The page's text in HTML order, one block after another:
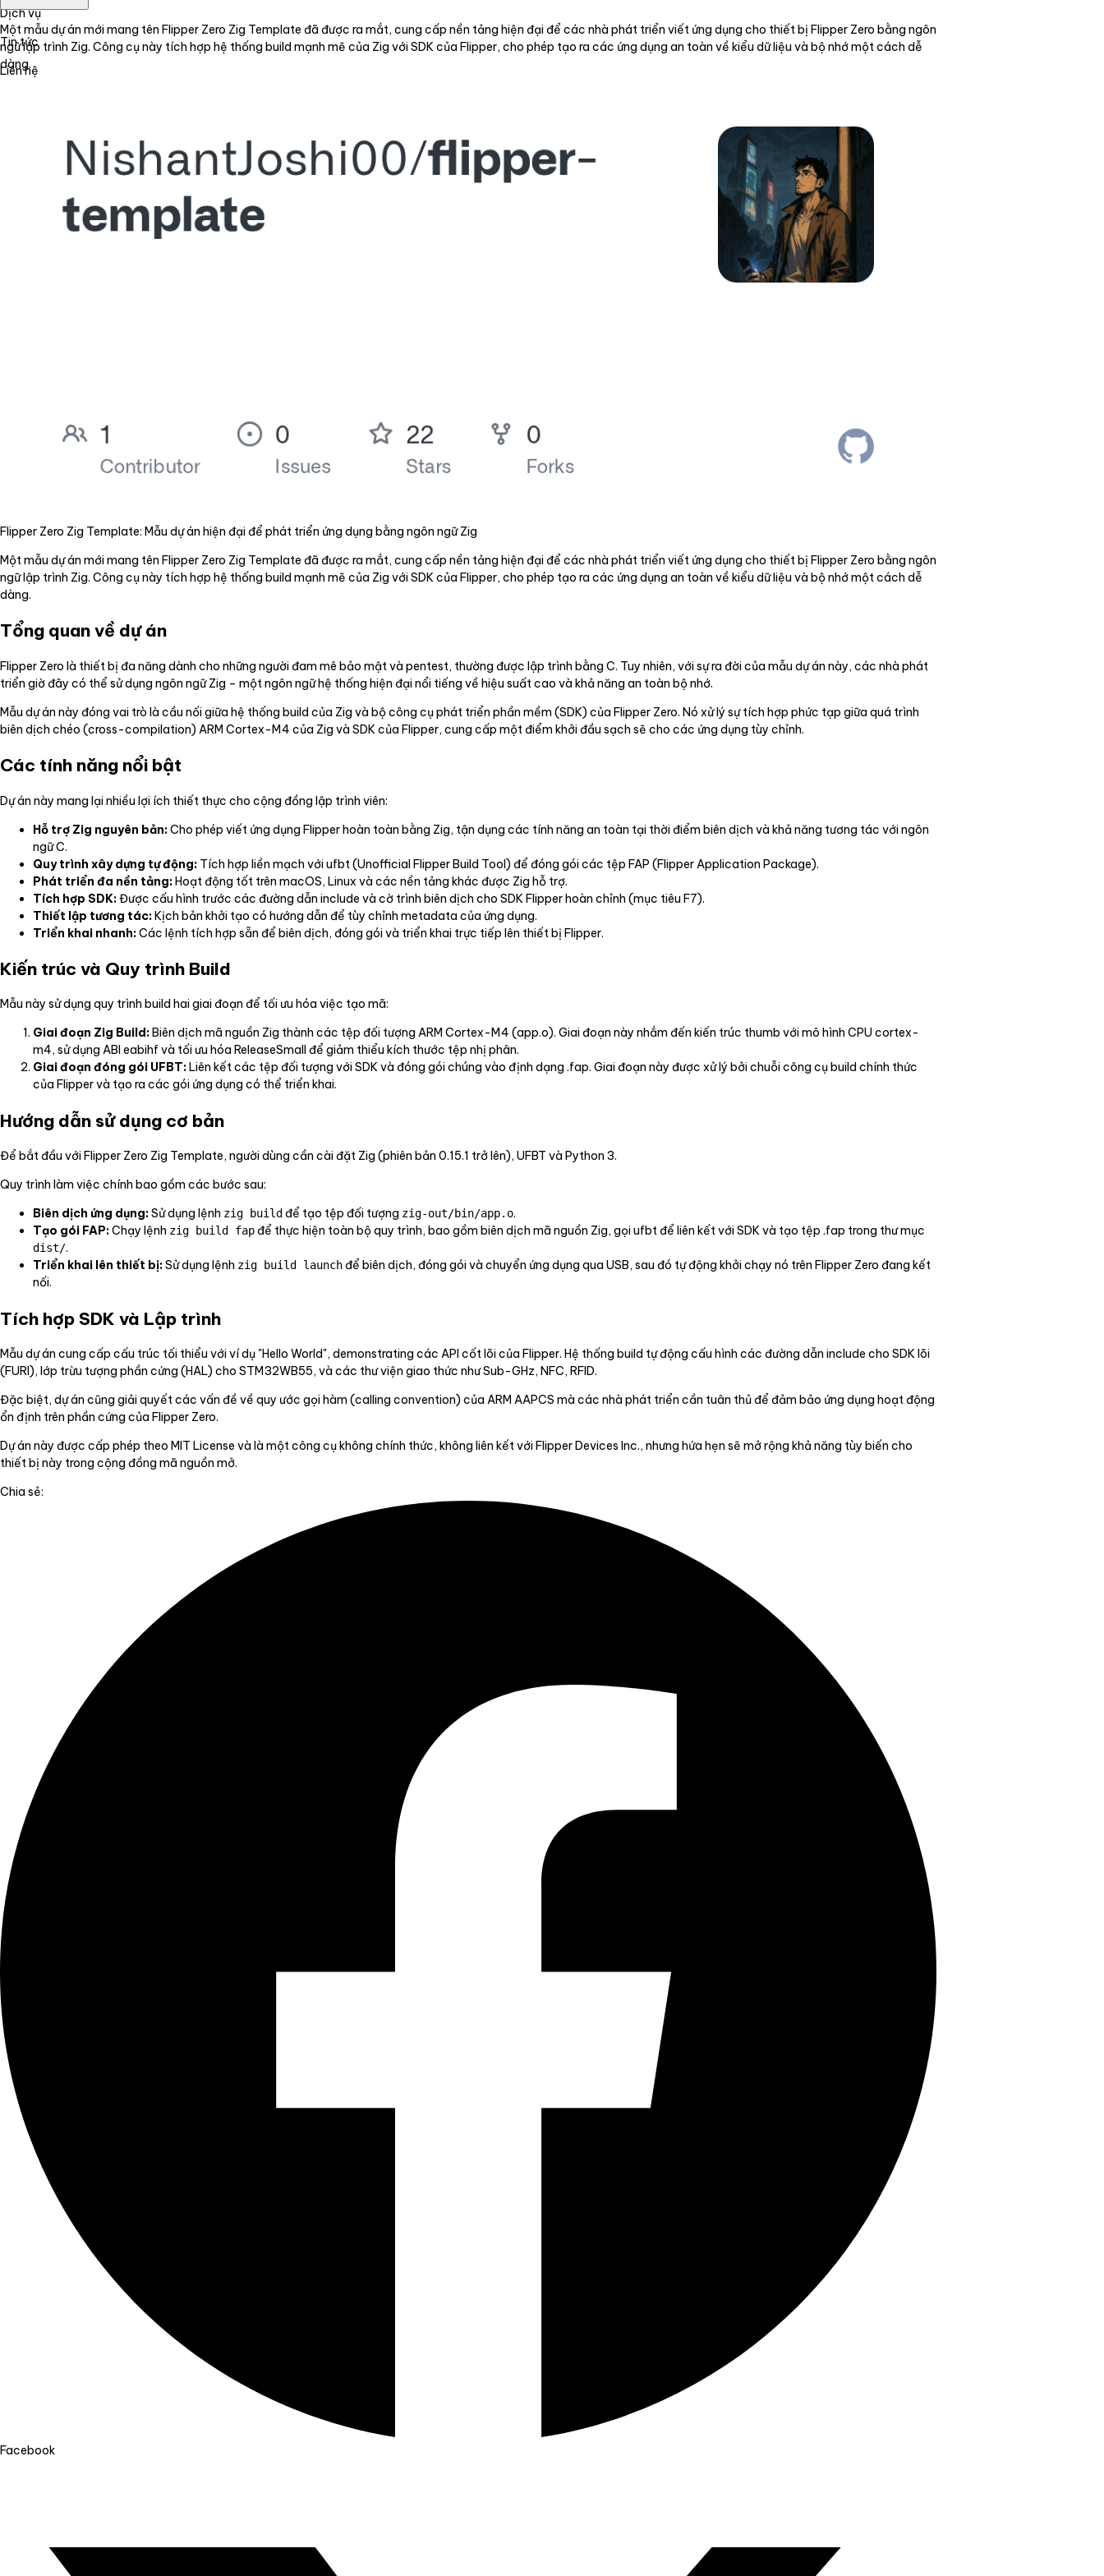
Dịch vụ
Tin tức
Liên hệ
Một mẫu dự án mới mang tên Flipper Zero Zig Template đã được ra mắt, cung cấp nền tảng hiện đại để các nhà phát triển viết ứng dụng cho thiết bị Flipper Zero bằng ngôn
ngữ lập trình Zig. Công cụ này tích hợp hệ thống build mạnh mẽ của Zig với SDK của Flipper, cho phép tạo ra các ứng dụng an toàn về kiểu dữ liệu và bộ nhớ một cách dễ
dàng.
Flipper Zero Zig Template: Mẫu dự án hiện đại để phát triển ứng dụng bằng ngôn ngữ Zig
Một mẫu dự án mới mang tên Flipper Zero Zig Template đã được ra mắt, cung cấp nền tảng hiện đại để các nhà phát triển viết ứng dụng cho thiết bị Flipper Zero bằng ngôn
ngữ lập trình Zig. Công cụ này tích hợp hệ thống build mạnh mẽ của Zig với SDK của Flipper, cho phép tạo ra các ứng dụng an toàn về kiểu dữ liệu và bộ nhớ một cách dễ
dàng.
Tổng quan về dự án
Flipper Zero là thiết bị đa năng dành cho những người đam mê bảo mật và pentest, thường được lập trình bằng C. Tuy nhiên, với sự ra đời của mẫu dự án này, các nhà phát
triển giờ đây có thể sử dụng ngôn ngữ Zig – một ngôn ngữ hệ thống hiện đại nổi tiếng về hiệu suất cao và khả năng an toàn bộ nhớ.
Mẫu dự án này đóng vai trò là cầu nối giữa hệ thống build của Zig và bộ công cụ phát triển phần mềm (SDK) của Flipper Zero. Nó xử lý sự tích hợp phức tạp giữa quá trình
biên dịch chéo (cross-compilation) ARM Cortex-M4 của Zig và SDK của Flipper, cung cấp một điểm khởi đầu sạch sẽ cho các ứng dụng tùy chỉnh.
Các tính năng nổi bật
Dự án này mang lại nhiều lợi ích thiết thực cho cộng đồng lập trình viên:
Hỗ trợ Zig nguyên bản:Cho phép viết ứng dụng Flipper hoàn toàn bằng Zig, tận dụng các tính năng an toàn tại thời điểm biên dịch và khả năng tương tác với ngôn
ngữ C.
Quy trình xây dựng tự động: Tích hợp liền mạch với ufbt (Unofficial Flipper Build Tool) để đóng gói các tệp FAP (Flipper Application Package).
Phát triển đa nền tảng:Hoạt động tốt trên macOS, Linux và các nền tảng khác được Zig hỗ trợ.
Tích hợp SDK:Được cấu hình trước các đường dẫn include và cờ trình biên dịch cho SDK Flipper hoàn chỉnh (mục tiêu F7).
Thiết lập tương tác:Kịch bản khởi tạo có hướng dẫn để tùy chỉnh metadata của ứng dụng.
Triển khai nhanh:Các lệnh tích hợp sẵn để biên dịch, đóng gói và triển khai trực tiếp lên thiết bị Flipper.
Kiến trúc và Quy trình Build
Mẫu này sử dụng quy trình build hai giai đoạn để tối ưu hóa việc tạo mã:
Giai đoạn Zig Build: Biên dịch mã nguồn Zig thành các tệp đối tượng ARM Cortex-M4 (app.o). Giai đoạn này nhắm đến kiến trúc thumb với mô hình CPU cortex-
m4, sử dụng ABI eabihf và tối ưu hóa ReleaseSmall để giảm thiểu kích thước tệp nhị phân.
Giai đoạn đóng gói UFBT: Liên kết các tệp đối tượng với SDK và đóng gói chúng vào định dạng .fap. Giai đoạn này được xử lý bởi chuỗi công cụ build chính thức
của Flipper và tạo ra các gói ứng dụng có thể triển khai.
Hướng dẫn sử dụng cơ bản
Để bắt đầu với Flipper Zero Zig Template, người dùng cần cài đặt Zig (phiên bản 0.15.1 trở lên), UFBT và Python 3.
Quy trình làm việc chính bao gồm các bước sau:
Biên dịch ứng dụng:Sử dụng lệnh zig build để tạo tệp đối tượng zig-out/bin/app.o.
Tạo gói FAP:Chạy lệnh zig build fapđể thực hiện toàn bộ quy trình, bao gồm biên dịch mã nguồn Zig, gọi ufbt để liên kết với SDK và tạo tệp .fap trong thư mục
dist/.
Triển khai lên thiết bị:Sử dụng lệnh zig build launchđể biên dịch, đóng gói và chuyển ứng dụng qua USB, sau đó tự động khởi chạy nó trên Flipper Zero đang kết
nối.
Tích hợp SDK và Lập trình
Mẫu dự án cung cấp cấu trúc tối thiểu với ví dụ "Hello World", demonstrating các API cốt lõi của Flipper. Hệ thống build tự động cấu hình các đường dẫn include cho SDK lõi
(FURI), lớp trừu tượng phần cứng (HAL) cho STM32WB55, và các thư viện giao thức như Sub-GHz, NFC, RFID.
Đặc biệt, dự án cũng giải quyết các vấn đề về quy ước gọi hàm (calling convention) của ARM AAPCS mà các nhà phát triển cần tuân thủ để đảm bảo ứng dụng hoạt động
ổn định trên phần cứng của Flipper Zero.
Dự án này được cấp phép theo MIT License và là một công cụ không chính thức, không liên kết với Flipper Devices Inc., nhưng hứa hẹn sẽ mở rộng khả năng tùy biến cho
thiết bị này trong cộng đồng mã nguồn mở.
Chia sẻ:
Facebook